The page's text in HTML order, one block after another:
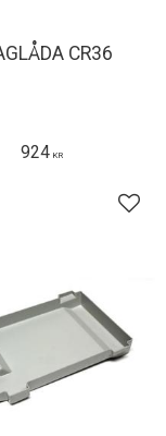
CR36
924 KR